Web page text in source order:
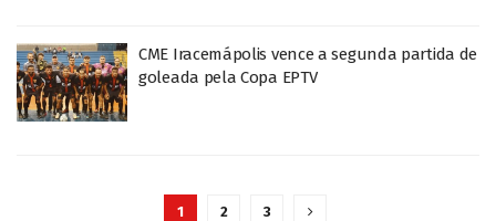
CME Iracemápolis vence a segunda partida de
goleada pela Copa EPTV
1 2 3